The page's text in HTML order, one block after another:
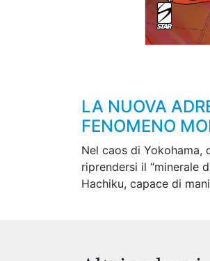
LA NUOVA
FENOMENO
Nel caos di Yokohama,
riprendersi il “minerale
Hachiku, capace di